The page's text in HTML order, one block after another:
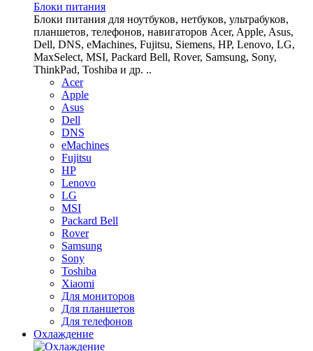
Блоки питания
Блоки питания для ноутбуков, нетбуков, ультрабуков,
планшетов, телефонов, навигаторов Acer, Apple, Asus,
Dell, DNS, eMachines, Fujitsu, Siemens, HP, Lenovo, LG,
MaxSelect, MSI, Packard Bell, Rover, Samsung, Sony,
ThinkPad, Toshiba и др. ..
Acer
Apple
Asus
Dell
DNS
eMachines
Fujitsu
HP
Lenovo
LG
MSI
Packard Bell
Rover
Samsung
Sony
Toshiba
Xiaomi
Для мониторов
Для планшетов
Для телефонов
Охлаждение